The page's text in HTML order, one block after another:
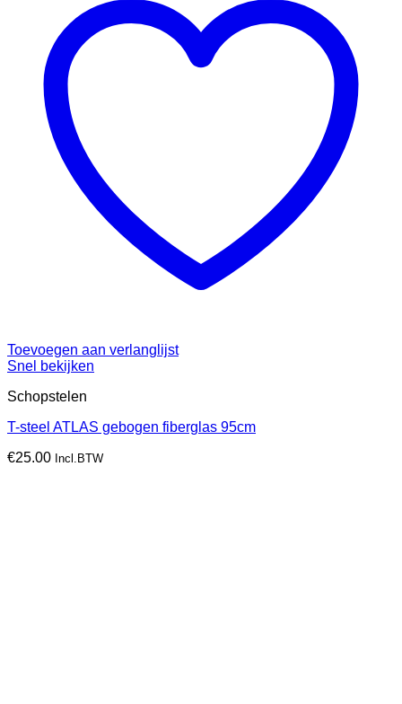
Toevoegen aan verlanglijst
Snel bekijken
Schopstelen
T-steel ATLAS gebogen fiberglas 95cm
€25.00 Incl.BTW